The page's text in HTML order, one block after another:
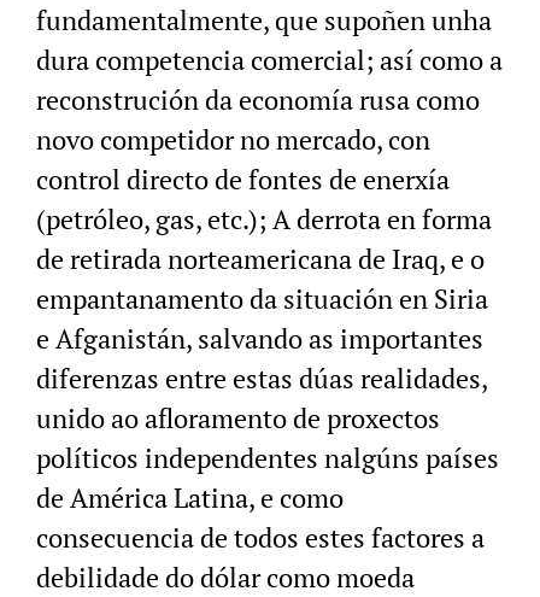
fundamentalmente, que supoñen unha
dura competencia comercial; así como a
reconstrución da economía rusa como
novo competidor no mercado, con
control directo de fontes de enerxía
(petróleo, gas, etc.); A derrota en forma
de retirada norteamericana de Iraq, e o
empantanamento da situación en Siria
e Afganistán, salvando as importantes
diferenzas entre estas dúas realidades,
unido ao afloramento de proxectos
políticos independentes nalgúns países
de América Latina, e como
consecuencia de todos estes factores a
debilidade do dólar como moeda